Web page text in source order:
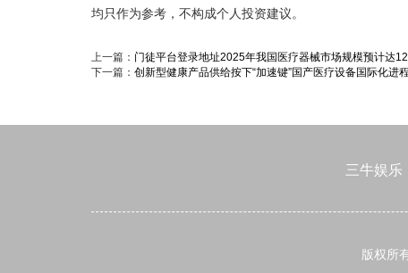
均只作为参考，不构成个人投资建议。
上一篇： 门徒平台登录地址2025年我国医疗器械市场规模预计达
下一篇： 创新型健康产品供给按下“加速键”国产医疗设备国际化进
三牛娱乐
版权所